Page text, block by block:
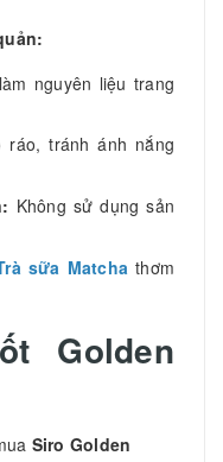
nguyên liệu trang
ráo, tránh ánh nắng
Không sử dụng sản
sữa Matcha thơm
Golden
Siro Golden